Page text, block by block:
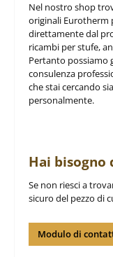
Nel nostro shop
originali Eurotherm
direttamente dal
ricambi per stufe,
Pertanto possiamo
consulenza
che stai cercando
personalmente.
Hai bisogno
Se non riesci a
sicuro del pezzo di
Modulo di